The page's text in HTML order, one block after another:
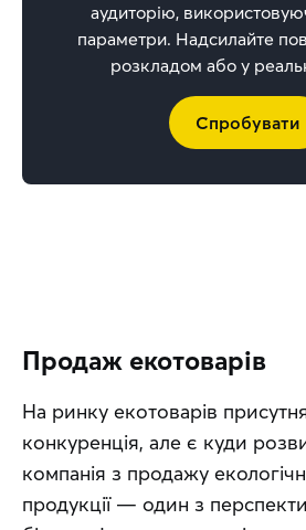
аудиторію,
параметри. Надсилайте
розкладом або у
Спробувати
Продаж екотоварів
На ринку екотоварів
конкуренція, але є куди
компанія з продажу
продукції — один з